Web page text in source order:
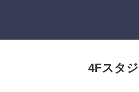
4Fスタ